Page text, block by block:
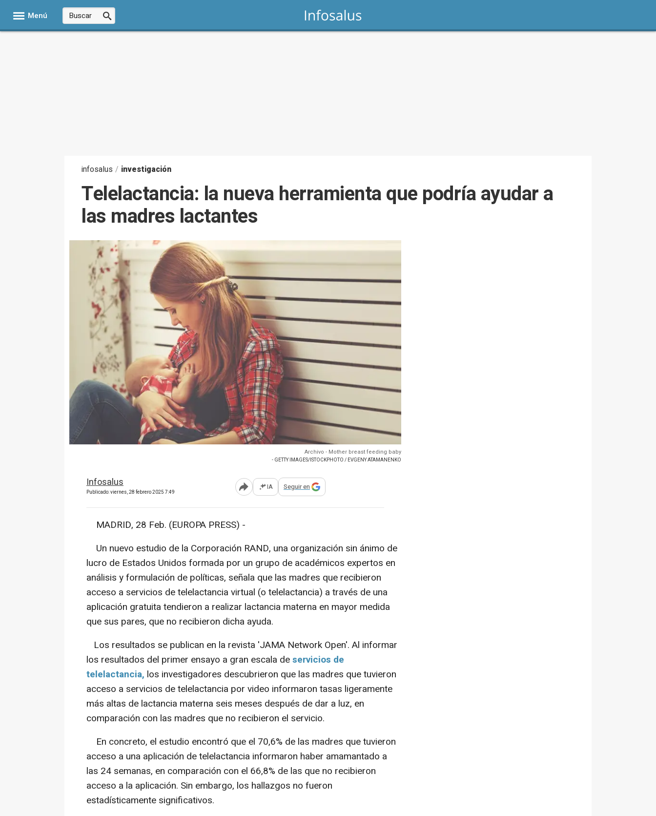
Menú
infosalus / investigación
Telelactancia: la nueva herramienta que podría ayudar a
las madres lactantes
Archivo - Mother breast feeding baby
- GETTY IMAGES/ISTOCKPHOTO / EVGENY ATAMANENKO
Infosalus
Publicado: viernes, 28 febrero 2025 7:49 Abrir opciones para compartir
IA Seguir en
MADRID, 28 Feb. (EUROPA PRESS) -
Un nuevo estudio de la Corporación RAND, una organización sin ánimo de
lucro de Estados Unidos formada por un grupo de académicos expertos en
análisis y formulación de políticas, señala que las madres que recibieron
acceso a servicios de telelactancia virtual (o telelactancia) a través de una
aplicación gratuita tendieron a realizar lactancia materna en mayor medida
que sus pares, que no recibieron dicha ayuda.
Los resultados se publican en la revista 'JAMA Network Open'. Al informar
los resultados del primer ensayo a gran escala deservicios de
telelactancia, los investigadores descubrieron que las madres que tuvieron
acceso a servicios de telelactancia por video informaron tasas ligeramente
más altas de lactancia materna seis meses después de dar a luz, en
comparación con las madres que no recibieron el servicio.
En concreto, el estudio encontró que el 70,6% de las madres que tuvieron
acceso a una aplicación de telelactancia informaron haber amamantado a
las 24 semanas, en comparación con el 66,8% de las que no recibieron
acceso a la aplicación. Sin embargo, los hallazgos no fueron
estadísticamente significativos.